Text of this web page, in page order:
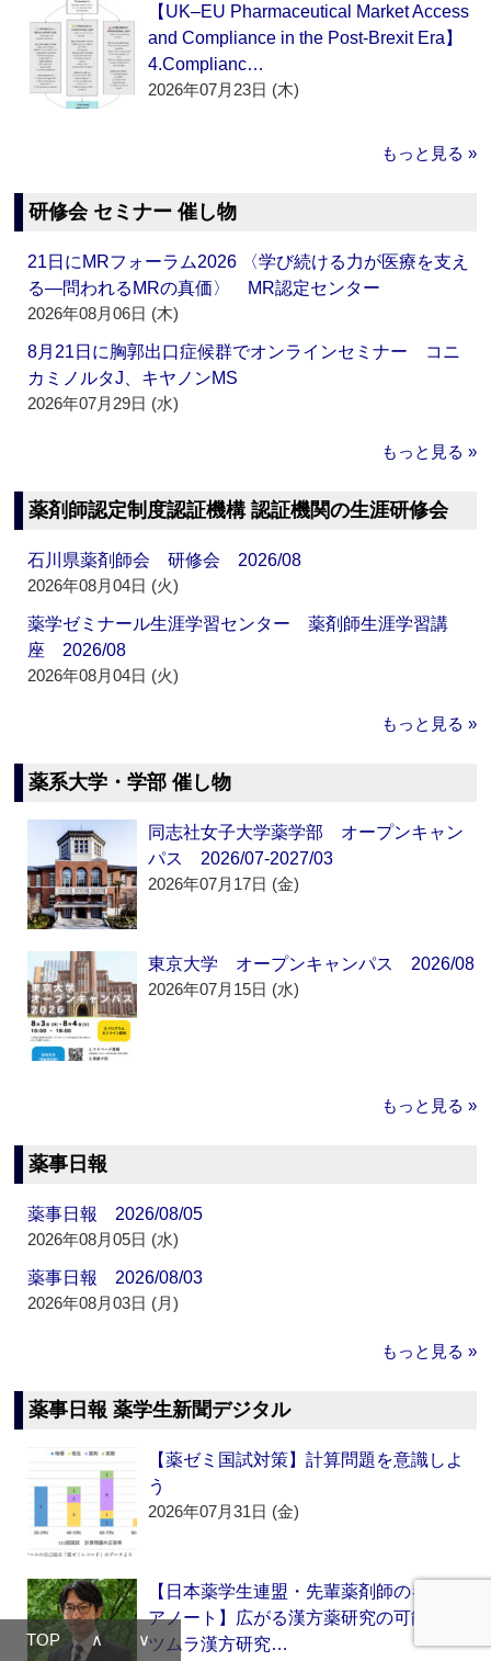
【UK–EU Pharmaceutical Market Access
and Compliance in the Post-Brexit Era】
4.Complianc…
2026年07月23日 (木)
もっと見る »
研修会 セミナー 催し物
21日にMRフォーラム2026 〈学び続ける力が医療を支え
る―問われるMRの真価〉 MR認定センター
2026年08月06日 (木)
8月21日に胸郭出口症候群でオンラインセミナー コニ
カミノルタJ、キヤノンMS
2026年07月29日 (水)
もっと見る »
薬剤師認定制度認証機構 認証機関の生涯研修会
石川県薬剤師会 研修会 2026/08
2026年08月04日 (火)
薬学ゼミナール生涯学習センター 薬剤師生涯学習講
座 2026/08
2026年08月04日 (火)
もっと見る »
薬系大学・学部 催し物
同志社女子大学薬学部 オープンキャン
パス 2026/07-2027/03
2026年07月17日 (金)
東京大学 オープンキャンパス 2026/08
2026年07月15日 (水)
もっと見る »
薬事日報
薬事日報 2026/08/05
2026年08月05日 (水)
薬事日報 2026/08/03
2026年08月03日 (月)
もっと見る »
薬事日報 薬学生新聞デジタル
【薬ゼミ国試対策】計算問題を意識しよ
う
2026年07月31日 (金)
【日本薬学生連盟・先輩薬剤師のキャリ
アノート】広がる漢方薬研究の可能性
ツムラ漢方研究…
TOP ∧ ∨